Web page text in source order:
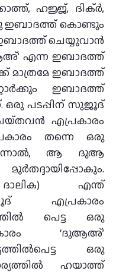
ഹജ്ജ്, ദിക്ർ,
കൊണ്ടും
ചെയ്യുവാൻ
എന്ന ഇബാദത്ത്
ഇബാദത്ത്
ഇബാദത്ത്
ഒരു പടപ്പിന് സുജൂദ്
എപ്രകാരം
തന്നെ ഒരു
ആ ദുആ
ദാലിക) എന്ത്
എപ്രകാരം
പെട്ട ഒരു
‘ദുആഅ്’
ഒരു
ഹയാത്ത്